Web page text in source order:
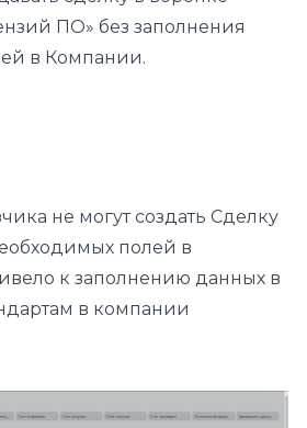
ПО» без заполнения
в Компании.
не могут создать Сделку
полей в
к заполнению данных в
в компании